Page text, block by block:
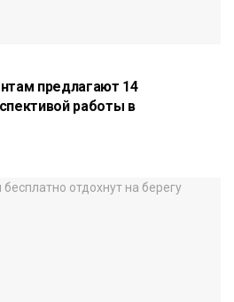
предлагают 14
работы в